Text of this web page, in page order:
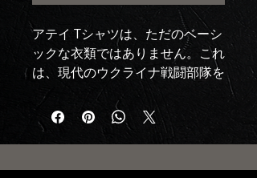
アテイ Tシャツは、ただのベーシ
ックな衣類ではありません。これ
は、現代のウクライナ戦闘部隊を
支援する象徴です。毎日任務を遂
行し、ウクライナのために戦い続
ける人々への支援を意味します。
特殊任務大隊「アテイ」の公式シ